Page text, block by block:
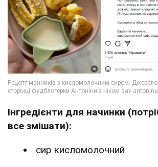
Інгредієнти для начинки
все змішати):
сир кисломолочний